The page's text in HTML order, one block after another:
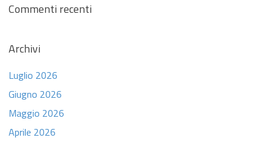
Commenti recenti
Archivi
Luglio 2026
Giugno 2026
Maggio 2026
Aprile 2026